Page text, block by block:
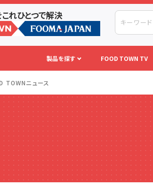
れひとつで解決
製品を探す FOOD TOWN TV
TOWNニュース